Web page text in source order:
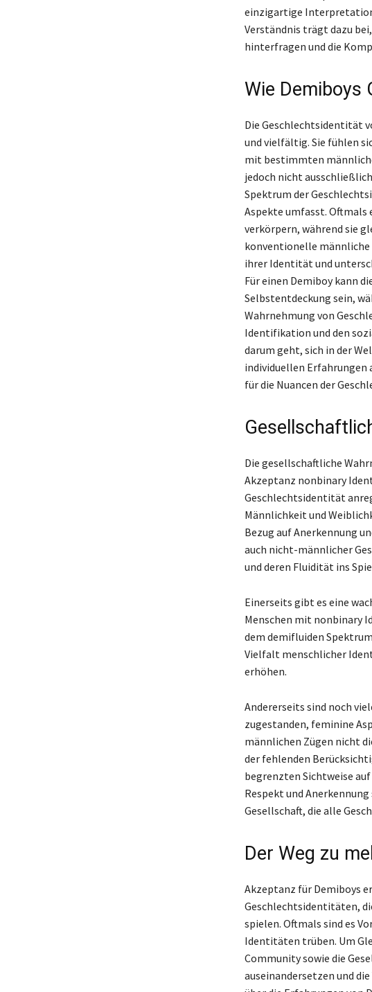
einzigartige
Verständnis trägt dazu
hinterfragen und die
Wie Demiboys
Die Geschlechtsidentität
und vielfältig. Sie fühlen
mit bestimmten
jedoch nicht
Spektrum der
Aspekte umfasst. Oftmals
verkörpern, während sie
konventionelle
ihrer Identität und
Für einen Demiboy kann
Selbstentdeckung sein,
Wahrnehmung von
Identifikation und den
darum geht, sich in der
individuellen Erfahrungen
für die Nuancen der
Die gesellschaftliche
Akzeptanz nonbinary
Geschlechtsidentität
Männlichkeit und
Bezug auf Anerkennung
auch nicht-männlicher
und deren Fluidität ins
Einerseits gibt es eine
Menschen mit nonbinary
dem demifluiden
Vielfalt menschlicher
erhöhen.
Andererseits sind noch
zugestanden, feminine
männlichen Zügen nicht
der fehlenden
begrenzten Sichtweise
Respekt und
Gesellschaft, die alle
Der Weg zu
Akzeptanz für Demiboys
Geschlechtsidentitäten,
spielen. Oftmals sind es
Identitäten trüben. Um
Community sowie die
auseinandersetzen und